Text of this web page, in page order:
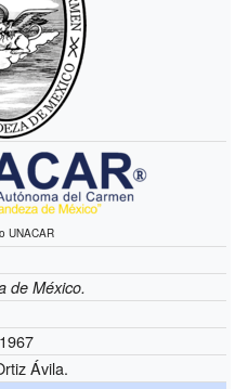
UNACAR
de México.
Ávila.